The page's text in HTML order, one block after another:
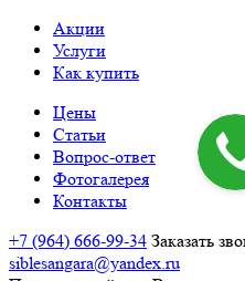
Акции
Услуги
Как купить
Цены
Статьи
Вопрос-ответ
Фотогалерея
Контакты
+7 (964) 666-99-34 Заказать
siblesangara@yandex.ru